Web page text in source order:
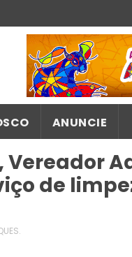
ANUNCIE
Vereador
de